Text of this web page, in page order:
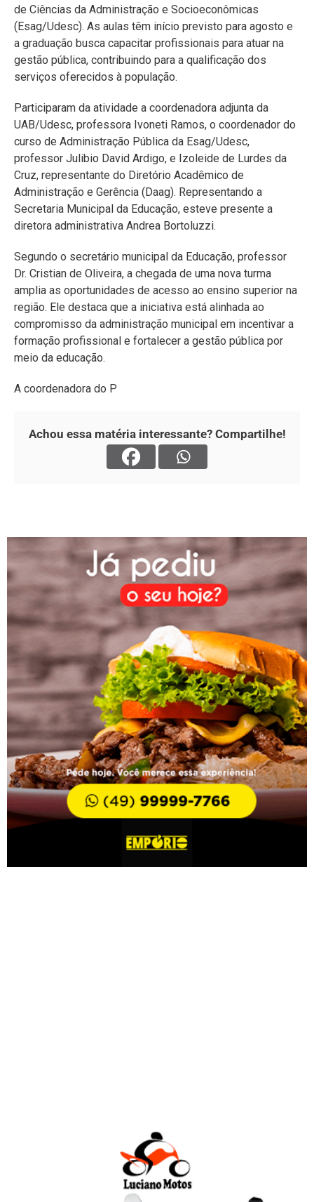
de Ciências da Administração e Socioeconômicas
(Esag/Udesc). As aulas têm início previsto para agosto e
a graduação busca capacitar profissionais para atuar na
gestão pública, contribuindo para a qualificação dos
serviços oferecidos à população.
Participaram da atividade a coordenadora adjunta da
UAB/Udesc, professora Ivoneti Ramos, o coordenador do
curso de Administração Pública da Esag/Udesc,
professor Julibio David Ardigo, e Izoleide de Lurdes da
Cruz, representante do Diretório Acadêmico de
Administração e Gerência (Daag). Representando a
Secretaria Municipal da Educação, esteve presente a
diretora administrativa Andrea Bortoluzzi.
Segundo o secretário municipal da Educação, professor
Dr. Cristian de Oliveira, a chegada de uma nova turma
amplia as oportunidades de acesso ao ensino superior na
região. Ele destaca que a iniciativa está alinhada ao
compromisso da administração municipal em incentivar a
formação profissional e fortalecer a gestão pública por
meio da educação.
A coordenadora do P
Achou essa matéria interessante? Compartilhe!